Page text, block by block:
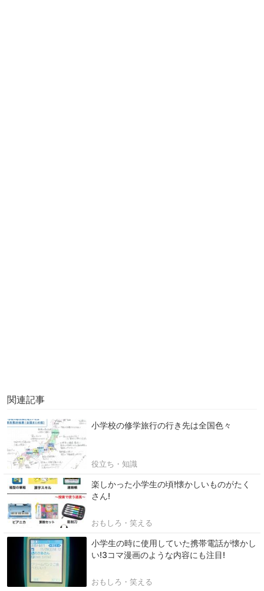
関連記事
小学校の修学旅行の行き先は全国色々
役立ち・知識
楽しかった小学生の頃!懐かしいものがたく
さん!
おもしろ・笑える
小学生の時に使用していた携帯電話が懐かし
い!3コマ漫画のような内容にも注目!
おもしろ・笑える